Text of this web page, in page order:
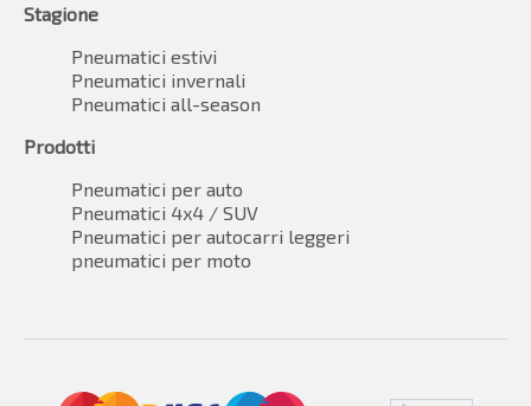
Stagione
Pneumatici estivi
Pneumatici invernali
Pneumatici all-season
Prodotti
Pneumatici per auto
Pneumatici 4x4 / SUV
Pneumatici per autocarri leggeri
pneumatici per moto